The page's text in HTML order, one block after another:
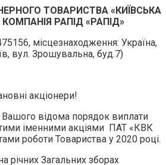
ТОВАРИСТВА «КИЇВСЬКА
РАПІД «РАПІД»
місцезнаходження: Україна,
вул. Зрошувальна, буд.7)
акціонери!
відома порядок виплати
іменними акціями ПАТ «КВК
роботи Товариства у 2020 році.
річних Загальних зборах